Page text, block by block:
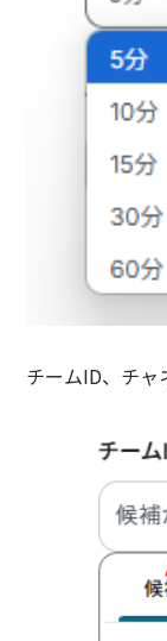
チームID、チ